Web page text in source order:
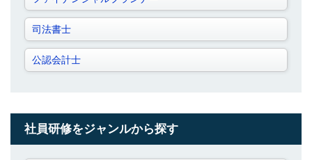
司法書士
公認会計士
社員研修をジャンルから探す